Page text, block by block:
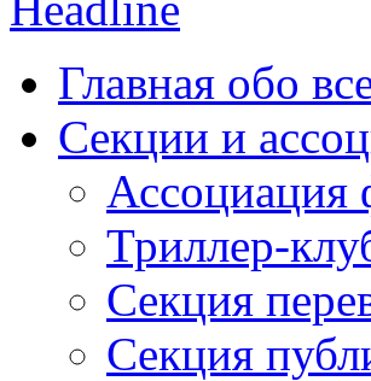
Главная обо
Секции и
Ассоциация
Триллер-
Секция
Секция